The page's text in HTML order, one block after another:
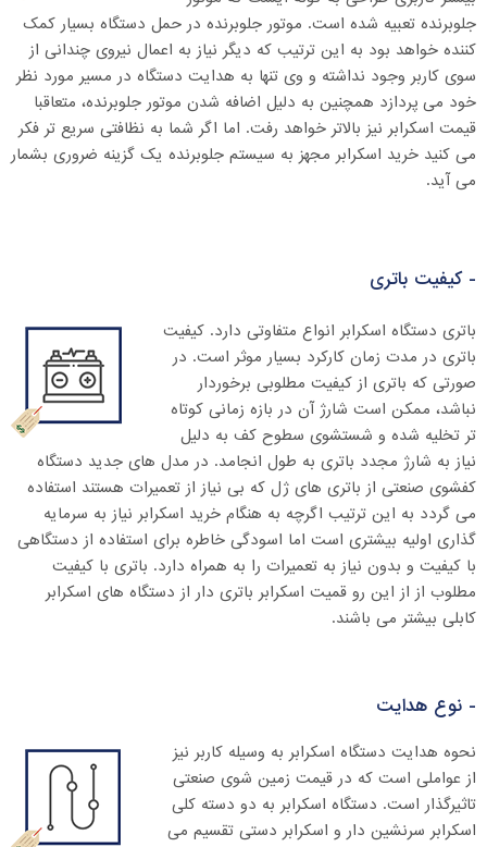
جلوبرنده تعبیه شده است. موتور جلوبرنده در حمل دستگاه بسیار کمک
کننده خواهد بود به این ترتیب که دیگر نیاز به اعمال نیروی چندانی از
سوی کاربر وجود نداشته و وی تنها به هدایت دستگاه در مسیر مورد نظر
خود می پردازد همچنین به دلیل اضافه شدن موتور جلوبرنده، متعاقبا
قیمت اسکرابر نیز بالاتر خواهد رفت. اما اگر شما به نظافتی سریع تر فکر
می کنید خرید اسکرابر مجهز به سیستم جلوبرنده یک گزینه ضروری بشمار
می آید.
- کیفیت باتری
باتری دستگاه اسکرابر انواع متفاوتی دارد. کیفیت
باتری در مدت زمان کارکرد بسیار موثر است. در
صورتی که باتری از کیفیت مطلوبی برخوردار
نباشد، ممکن است شارژ آن در بازه زمانی کوتاه
تر تخلیه شده و شستشوی سطوح کف به دلیل
نیاز به شارژ مجدد باتری به طول انجامد. در مدل های جدید دستگاه
کفشوی صنعتی از باتری های ژل که بی نیاز از تعمیرات هستند استفاده
می گردد به این ترتیب اگرچه به هنگام خرید اسکرابر نیاز به سرمایه
گذاری اولیه بیشتری است اما اسودگی خاطره برای استفاده از دستگاهی
با کیفیت و بدون نیاز به تعمیرات را به همراه دارد. باتری با کیفیت
مطلوب از از این رو قمیت اسکرابر باتری دار از دستگاه های اسکرابر
کابلی بیشتر می باشند.
- نوع هدایت
نحوه هدایت دستگاه اسکرابر به وسیله کاربر نیز
از عواملی است که در قیمت زمین شوی صنعتی
تاثیرگذار است. دستگاه اسکرابر به دو دسته کلی
اسکرابر سرنشین دار و اسکرابر دستی تقسیم می